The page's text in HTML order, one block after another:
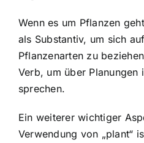
Wenn es um Pflanzen
als Substantiv, um sich
Pflanzenarten zu
Verb, um über Planungen
sprechen.
Ein weiterer wichtiger
Verwendung von „plant“